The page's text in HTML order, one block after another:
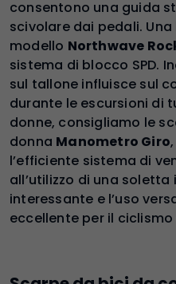
consentono una guida
scivolare dai pedali.
modello Northwave
sistema di blocco SPD.
sul tallone influisce sul
durante le escursioni di
donne, consigliamo le
donna Manometro Giro
l’efficiente sistema di
all’utilizzo di una soletta
interessante e l’uso
eccellente per il